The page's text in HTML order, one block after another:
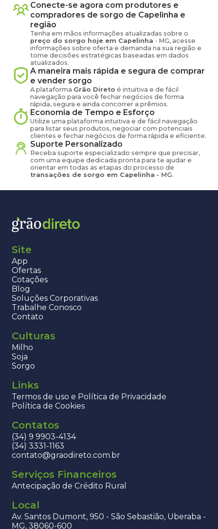
Conecte-se agora com produtores e
compradores de sorgo de Capelinha e
região
Tenha em mãos informações atualizadas sobre o
preço do sorgo hoje em Capelinha - MG, acesse
informações sobre oferta e demanda na sua região e
tome decisões estratégicas baseadas em dados
atualizados.
A maneira mais rápida e segura de comprar
e vender sorgo
A plataforma Grão Direto é intuitiva e de fácil
navegação para você fechar negócios de forma
rápida, segura e ainda concorrer a prêmios.
Economia de Tempo e Esforço
Utilize uma plataforma intuitiva e de fácil navegação
para listar seus produtos, negociar com potenciais
clientes e fechar negócios de forma rápida e eficiente.
Suporte Personalizado
Receba suporte especializado sempre que precisar,
com uma equipe dedicada pronta para te ajudar e
orientar em todas as etapas do processo de
transações de sorgo em Capelinha - MG.
Site
App
Ofertas
Cotações
Blog
Soluções Corporativas
Trabalhe Conosco
Contato
Culturas
Milho
Soja
Sorgo
Links
Termos de uso e Política de Privacidade
Política de Cookies
Contatos
(34) 9 9903-4134
(34) 3331-1163
contato@graodireto.com.br
Serviços Financeiros
Antecipação de Crédito Rural
Local
Av. Santos Dumont, 950 - São Sebastião, Uberaba -
MG, 38060-600